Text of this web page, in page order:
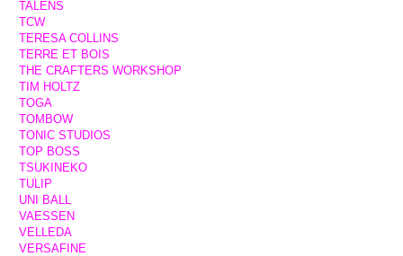
TALENS
TCW
TERESA COLLINS
TERRE ET BOIS
THE CRAFTERS WORKSHOP
TIM HOLTZ
TOGA
TOMBOW
TONIC STUDIOS
TOP BOSS
TSUKINEKO
TULIP
UNI BALL
VAESSEN
VELLEDA
VERSAFINE